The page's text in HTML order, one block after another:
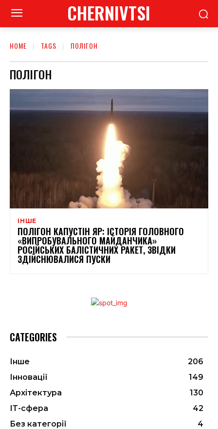
CHERNIVTSI
HOME TAGS ПОЛІГОН
ПОЛІГОН
ІНШЕ
ПОЛІГОН КАПУСТІН ЯР: ІСТОРІЯ ГОЛОВНОГО
«ВИПРОБУВАЛЬНОГО МАЙДАНЧИКА»
РОСІЙСЬКИХ БАЛІСТИЧНИХ РАКЕТ, ЗВІДКИ
ЗДІЙСНЮВАЛИСЯ ПУСКИ
CATEGORIES
Інше
206
Інновації
149
Архітектура
130
ІТ-сфера
42
Без категорії
4